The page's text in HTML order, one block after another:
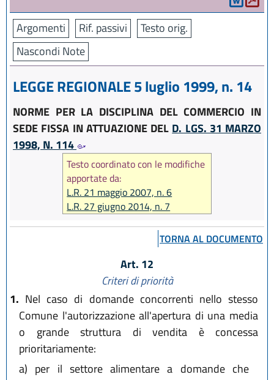
Argomenti Rif. passivi
Testo orig.
Nascondi Note
LEGGE REGIONALE 5 luglio 1999, n. 14
NORME PER LA DISCIPLINA DEL COMMERCIO IN
SEDE FISSA IN ATTUAZIONE DEL D. LGS. 31 MARZO
1998, N. 114
Testo coordinato con le modifiche
apportate da:
L.R. 21 maggio 2007, n. 6
L.R. 27 giugno 2014, n. 7
TORNA AL DOCUMENTO
Art. 12
Criteri di priorità
1. Nel caso di domande concorrenti nello stesso
Comune l'autorizzazione all'apertura di una media
o grande struttura di vendita è concessa
prioritariamente:
a) per il settore alimentare a domande che